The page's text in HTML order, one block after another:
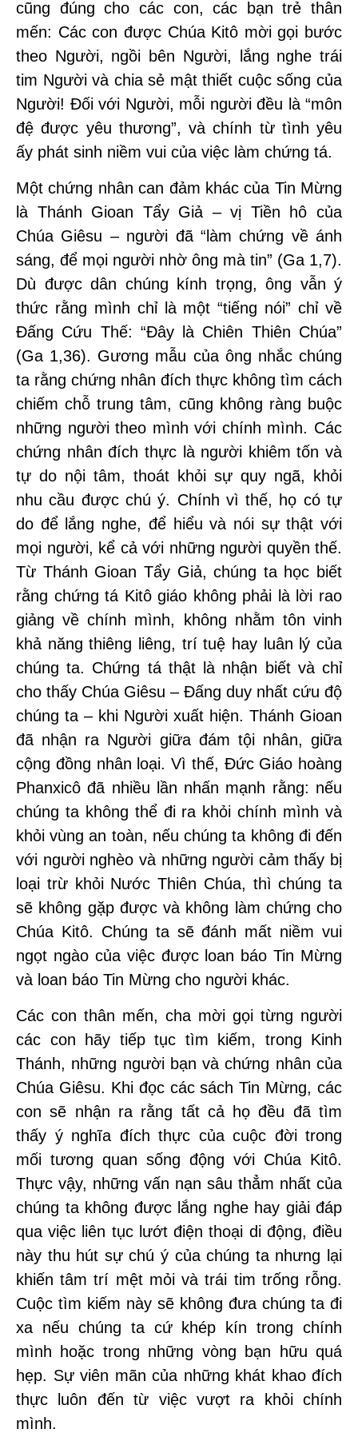
cũng đúng cho các con, các bạn trẻ thân
mến: Các con được Chúa Kitô mời gọi bước
theo Người, ngồi bên Người, lắng nghe trái
tim Người và chia sẻ mật thiết cuộc sống của
Người! Đối với Người, mỗi người đều là “môn
đệ được yêu thương”, và chính từ tình yêu
ấy phát sinh niềm vui của việc làm chứng tá.
Một chứng nhân can đảm khác của Tin Mừng
là Thánh Gioan Tẩy Giả – vị Tiền hô của
Chúa Giêsu – người đã “làm chứng về ánh
sáng, để mọi người nhờ ông mà tin” (Ga 1,7).
Dù được dân chúng kính trọng, ông vẫn ý
thức rằng mình chỉ là một “tiếng nói” chỉ về
Đấng Cứu Thế: “Đây là Chiên Thiên Chúa”
(Ga 1,36). Gương mẫu của ông nhắc chúng
ta rằng chứng nhân đích thực không tìm cách
chiếm chỗ trung tâm, cũng không ràng buộc
những người theo mình với chính mình. Các
chứng nhân đích thực là người khiêm tốn và
tự do nội tâm, thoát khỏi sự quy ngã, khỏi
nhu cầu được chú ý. Chính vì thế, họ có tự
do để lắng nghe, để hiểu và nói sự thật với
mọi người, kể cả với những người quyền thế.
Từ Thánh Gioan Tẩy Giả, chúng ta học biết
rằng chứng tá Kitô giáo không phải là lời rao
giảng về chính mình, không nhằm tôn vinh
khả năng thiêng liêng, trí tuệ hay luân lý của
chúng ta. Chứng tá thật là nhận biết và chỉ
cho thấy Chúa Giêsu – Đấng duy nhất cứu độ
chúng ta – khi Người xuất hiện. Thánh Gioan
đã nhận ra Người giữa đám tội nhân, giữa
cộng đồng nhân loại. Vì thế, Đức Giáo hoàng
Phanxicô đã nhiều lần nhấn mạnh rằng: nếu
chúng ta không thể đi ra khỏi chính mình và
khỏi vùng an toàn, nếu chúng ta không đi đến
với người nghèo và những người cảm thấy bị
loại trừ khỏi Nước Thiên Chúa, thì chúng ta
sẽ không gặp được và không làm chứng cho
Chúa Kitô. Chúng ta sẽ đánh mất niềm vui
ngọt ngào của việc được loan báo Tin Mừng
và loan báo Tin Mừng cho người khác.
Các con thân mến, cha mời gọi từng người
các con hãy tiếp tục tìm kiếm, trong Kinh
Thánh, những người bạn và chứng nhân của
Chúa Giêsu. Khi đọc các sách Tin Mừng, các
con sẽ nhận ra rằng tất cả họ đều đã tìm
thấy ý nghĩa đích thực của cuộc đời trong
mối tương quan sống động với Chúa Kitô.
Thực vậy, những vấn nạn sâu thẳm nhất của
chúng ta không được lắng nghe hay giải đáp
qua việc liên tục lướt điện thoại di động, điều
này thu hút sự chú ý của chúng ta nhưng lại
khiến tâm trí mệt mỏi và trái tim trống rỗng.
Cuộc tìm kiếm này sẽ không đưa chúng ta đi
xa nếu chúng ta cứ khép kín trong chính
mình hoặc trong những vòng bạn hữu quá
hẹp. Sự viên mãn của những khát khao đích
thực luôn đến từ việc vượt ra khỏi chính
mình.